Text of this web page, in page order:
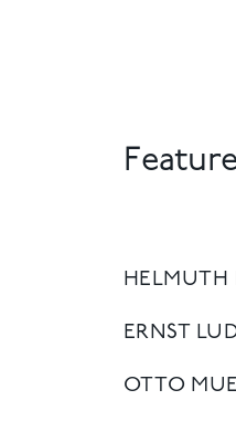
HELMUTH
ERNST
OTTO